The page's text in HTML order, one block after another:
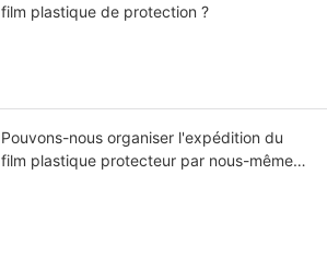
film plastique de protection ?
Pouvons-nous organiser l'expédition du
film plastique protecteur par nous-mêmes